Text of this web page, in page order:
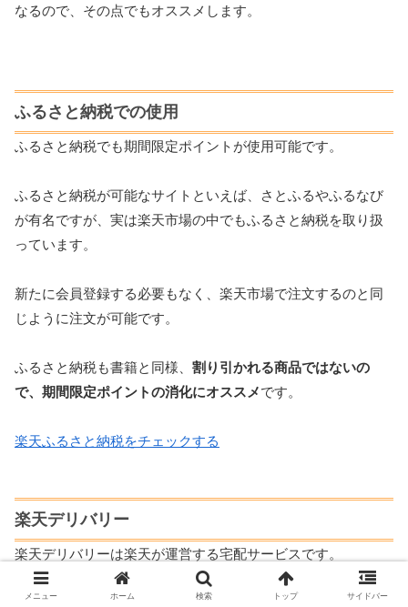
なるので、その点でもオススメします。
ふるさと納税での使用
ふるさと納税でも期間限定ポイントが使用可能です。
ふるさと納税が可能なサイトといえば、さとふるやふるなび
が有名ですが、実は楽天市場の中でもふるさと納税を取り扱
っています。
新たに会員登録する必要もなく、楽天市場で注文するのと同
じように注文が可能です。
ふるさと納税も書籍と同様、 割り引かれる商品ではないの
で、期間限定ポイントの消化にオススメです。
楽天ふるさと納税をチェックする
楽天デリバリー
楽天デリバリーは楽天が運営する宅配サービスです。
CoCo壱番屋やバーミヤン等の人気店からのデリバリーが注文
メニュー ホーム 検索 トップ サイドバー